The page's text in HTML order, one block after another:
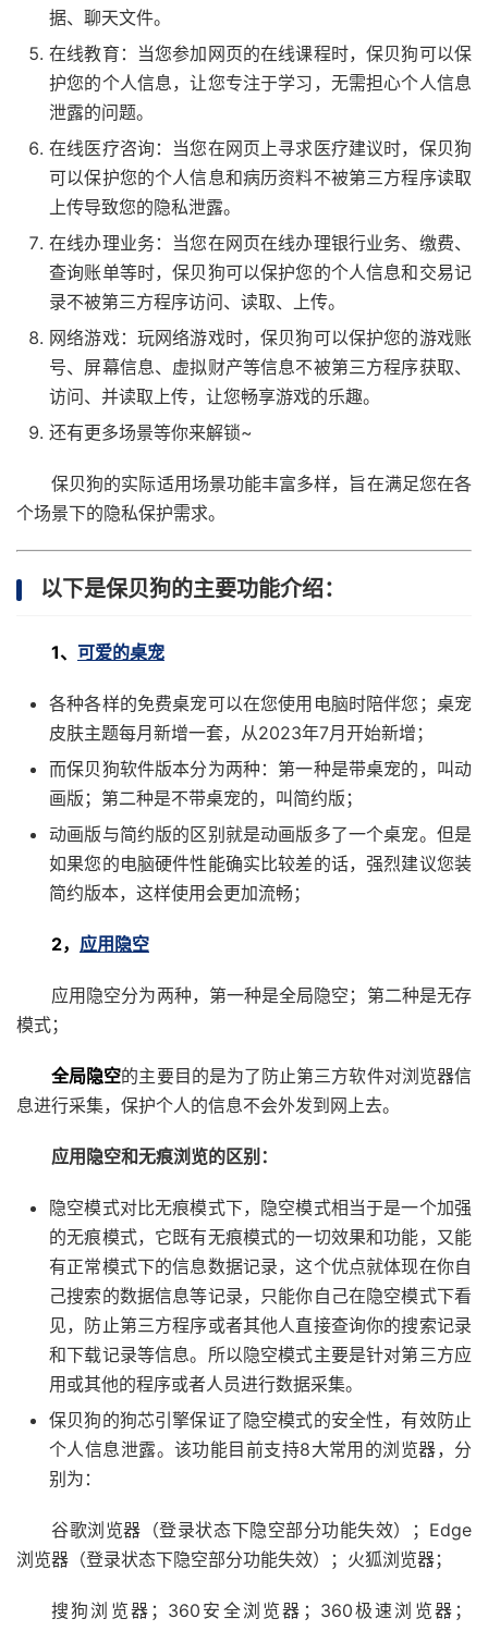
据、聊天文件。
在线教育：当您参加网页的在线课程时，保贝狗可以保
护您的个人信息，让您专注于学习，无需担心个人信息
泄露的问题。
在线医疗咨询：当您在网页上寻求医疗建议时，保贝狗
可以保护您的个人信息和病历资料不被第三方程序读取
上传导致您的隐私泄露。
在线办理业务：当您在网页在线办理银行业务、缴费、
查询账单等时，保贝狗可以保护您的个人信息和交易记
录不被第三方程序访问、读取、上传。
网络游戏：玩网络游戏时，保贝狗可以保护您的游戏账
号、屏幕信息、虚拟财产等信息不被第三方程序获取、
访问、并读取上传，让您畅享游戏的乐趣。
还有更多场景等你来解锁~
保贝狗的实际适用场景功能丰富多样，旨在满足您在各
个场景下的隐私保护需求。
以下是保贝狗的主要功能介绍：
1、 可爱的桌宠
各种各样的免费桌宠可以在您使用电脑时陪伴您；桌宠
皮肤主题每月新增一套，从2023年7月开始新增；
而保贝狗软件版本分为两种：第一种是带桌宠的，叫动
画版；第二种是不带桌宠的，叫简约版；
动画版与简约版的区别就是动画版多了一个桌宠。但是
如果您的电脑硬件性能确实比较差的话，强烈建议您装
简约版本，这样使用会更加流畅；
2， 应用隐空
应用隐空分为两种，第一种是全局隐空；第二种是无存
模式；
全局隐空的主要目的是为了防止第三方软件对浏览器信
息进行采集，保护个人的信息不会外发到网上去。
应用隐空和无痕浏览的区别：
隐空模式对比无痕模式下，隐空模式相当于是一个加强
的无痕模式，它既有无痕模式的一切效果和功能，又能
有正常模式下的信息数据记录，这个优点就体现在你自
己搜索的数据信息等记录，只能你自己在隐空模式下看
见，防止第三方程序或者其他人直接查询你的搜索记录
和下载记录等信息。所以隐空模式主要是针对第三方应
用或其他的程序或者人员进行数据采集。
保贝狗的狗芯引擎保证了隐空模式的安全性，有效防止
个人信息泄露。该功能目前支持8大常用的浏览器，分
别为：
谷歌浏览器（登录状态下隐空部分功能失效）；Edge
浏览器（登录状态下隐空部分功能失效）；火狐浏览器；
搜狗浏览器；360安全浏览器；360极速浏览器；